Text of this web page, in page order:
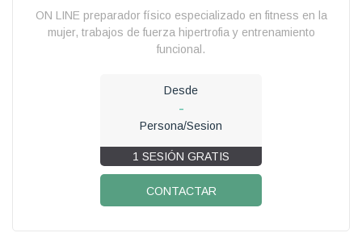
ON LINE preparador físico especializado en fitness en la
mujer, trabajos de fuerza hipertrofia y entrenamiento
funcional.
Desde
-
Persona/Sesion
1 SESIÓN GRATIS
CONTACTAR